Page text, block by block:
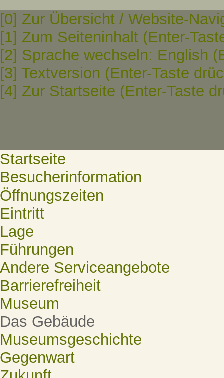
[0] Zur Übersicht / Website-
[1] Zum Seiteninhalt (Enter-
[2] Sprache wechseln: English
[3] Textversion (Enter-Taste
[4] Zur Startseite (Enter-Taste
Startseite
Besucherinformation
Öffnungszeiten
Eintritt
Lage
Führungen
Andere Serviceangebote
Barrierefreiheit
Museum
Das Gebäude
Museumsgeschichte
Gegenwart